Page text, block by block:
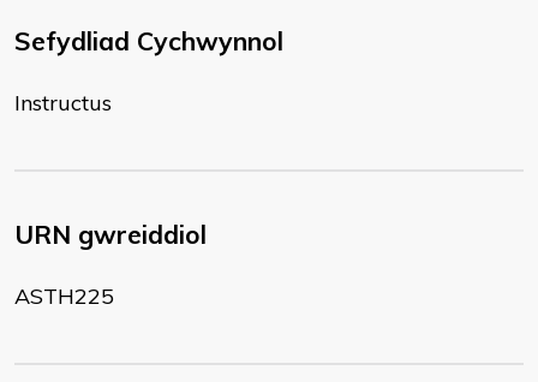
Sefydliad Cychwynnol
Instructus
URN gwreiddiol
ASTH225